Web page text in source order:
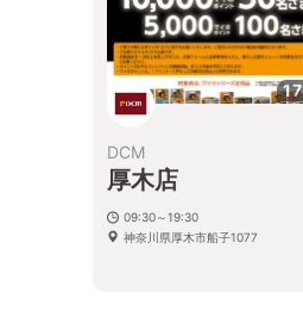
17
DCM
厚木店
09:30～19:30
神奈川県厚木市船子1077